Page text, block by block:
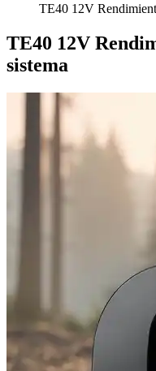
TE40 12V
TE40 12V
sistema